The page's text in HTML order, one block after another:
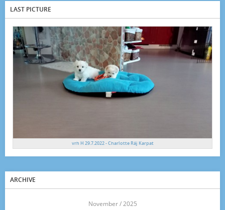
LAST PICTURE
vrh H 29.7.2022 - Charlotte Ráj Karpat
ARCHIVE
November / 2025